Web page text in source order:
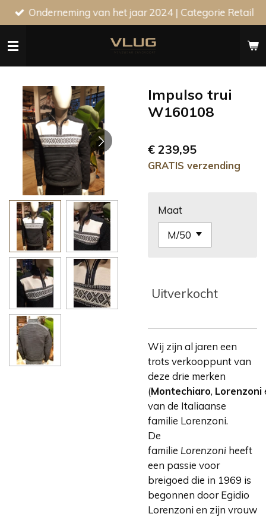
Ga
direct
naar
Onderneming van het jaar 2024 | Categorie Retail
Impulso trui
W160108
€ 239,95
GRATIS verzending
Maat
Uitverkocht
Wij zijn al jaren een
trots verkooppunt van
deze drie merken
(Montechiaro, Lorenzoni
van de Italiaanse
familie Lorenzoni.
De
familie Lorenzoni heeft
een passie voor
breigoed die in 1969 is
begonnen door Egidio
Lorenzoni en zijn vrouw